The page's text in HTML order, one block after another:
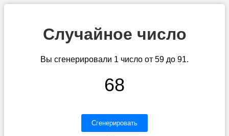
Случайное число
Вы сгенерировали 1 число от 59 до 91.
68
Сгенерировать